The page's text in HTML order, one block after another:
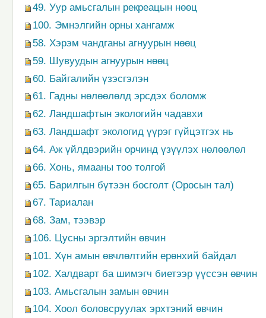
49. Уур амьсгалын рекреацын нөөц
100. Эмнэлгийн орны хангамж
58. Хэрэм чандганы агнуурын нөөц
59. Шувуудын агнуурын нөөц
60. Байгалийн үзэсгэлэн
61. Гадны нөлөөлөлд эрсдэх боломж
62. Ландшафтын экологийн чадавхи
63. Ландшафт экологид үүрэг гүйцэтгэх нь
64. Аж үйлдвэрийн орчинд үзүүлэх нөлөөлөл
66. Хонь, ямааны тоо толгой
65. Барилгын бүтээн босголт (Оросын тал)
67. Тариалан
68. Зам, тээвэр
106. Цусны эргэлтийн өвчин
101. Хүн амын өвчлөлтийн ерөнхий байдал
102. Халдварт ба шимэгч биетээр үүссэн өвчин
103. Амьсгалын замын өвчин
104. Хоол боловсруулах эрхтэний өвчин